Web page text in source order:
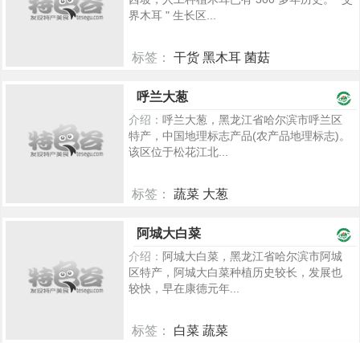
界木耳 " 生长区...
标签： 干货 黑木耳 菌菇
呼兰大葱
介绍： 呼兰大葱，黑龙江省哈尔滨市呼兰区
特产，中国地理标志产品(农产品地理标志)。
该区位于松花江北...
标签： 蔬菜 大葱
阿城大白菜
介绍： 阿城大白菜，黑龙江省哈尔滨市阿城
区特产，阿城大白菜种植历史较长，发展也
较快，早在康德元年...
标签： 白菜 蔬菜